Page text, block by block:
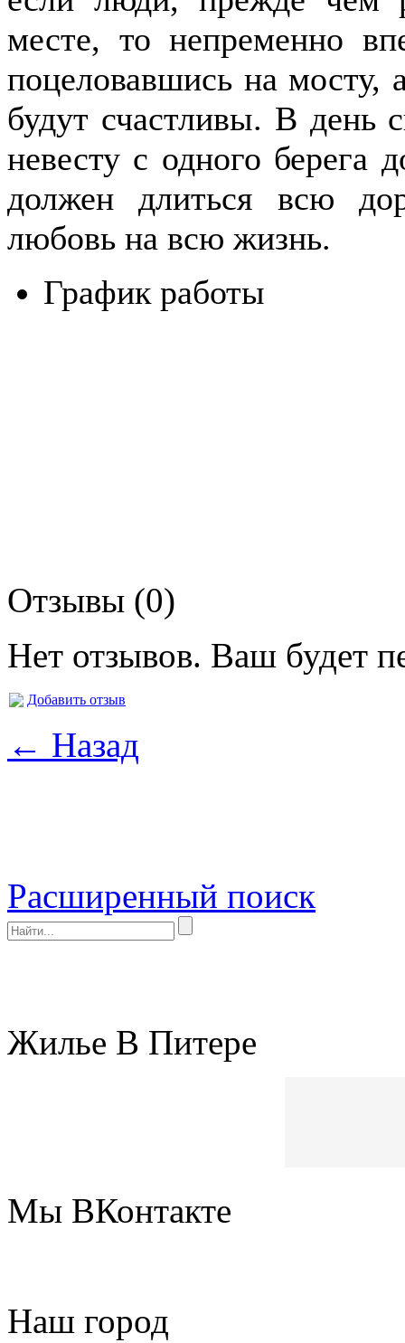
месте, то непременно
поцеловавшись на
будут счастливы. В день
невесту с одного берега
должен длиться всю
любовь на всю жизнь.
График работы
Отзывы (0)
Нет отзывов. Ваш будет
Добавить отзыв
← Назад
Расширенный поиск
Жилье В Питере
Мы ВКонтакте
Наш город